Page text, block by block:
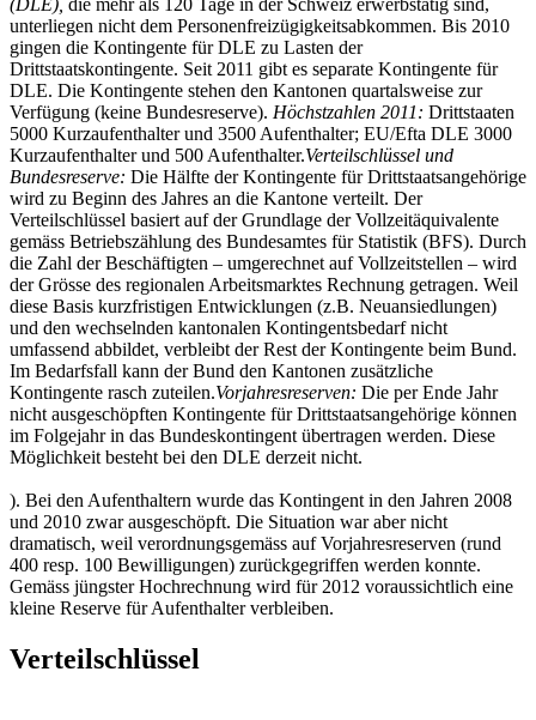
(DLE), die mehr als 120 Tage in der Schweiz erwerbstätig sind,
unterliegen nicht dem Personenfreizügigkeitsabkommen. Bis 2010
gingen die Kontingente für DLE zu Lasten der
Drittstaatskontingente. Seit 2011 gibt es separate Kontingente für
DLE. Die Kontingente stehen den Kantonen quartalsweise zur
Verfügung (keine Bundesreserve). Höchstzahlen 2011: Drittstaaten
5000 Kurzaufenthalter und 3500 Aufenthalter; EU/Efta DLE 3000
Kurzaufenthalter und 500 Aufenthalter.Verteilschlüssel und
Bundesreserve: Die Hälfte der Kontingente für Drittstaatsangehörige
wird zu Beginn des Jahres an die Kantone verteilt. Der
Verteilschlüssel basiert auf der Grundlage der Vollzeitäquivalente
gemäss Betriebszählung des Bundesamtes für Statistik (BFS). Durch
die Zahl der Beschäftigten – umgerechnet auf Vollzeitstellen – wird
der Grösse des regionalen Arbeitsmarktes Rechnung getragen. Weil
diese Basis kurzfristigen Entwicklungen (z.B. Neuansiedlungen)
und den wechselnden kantonalen Kontingentsbedarf nicht
umfassend abbildet, verbleibt der Rest der Kontingente beim Bund.
Im Bedarfsfall kann der Bund den Kantonen zusätzliche
Kontingente rasch zuteilen.Vorjahresreserven: Die per Ende Jahr
nicht ausgeschöpften Kontingente für Drittstaatsangehörige können
im Folgejahr in das Bundeskontingent übertragen werden. Diese
Möglichkeit besteht bei den DLE derzeit nicht.
). Bei den Aufenthaltern wurde das Kontingent in den Jahren 2008
und 2010 zwar ausgeschöpft. Die Situation war aber nicht
dramatisch, weil verordnungsgemäss auf Vorjahresreserven (rund
400 resp. 100 Bewilligungen) zurückgegriffen werden konnte.
Gemäss jüngster Hochrechnung wird für 2012 voraussichtlich eine
kleine Reserve für Aufenthalter verbleiben.
Verteilschlüssel